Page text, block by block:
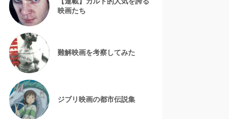
映画たち
難解映画を考察してみた
ジブリ映画の都市伝説集